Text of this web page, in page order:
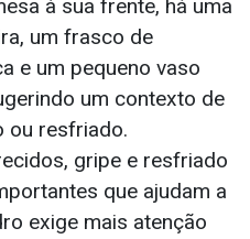
gripe e resfriado
que ajudam a
exige mais atenção